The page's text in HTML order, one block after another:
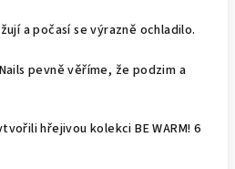
a počasí se výrazně ochladilo.
pevně věříme, že podzim a
hřejivou kolekci BE WARM! 6